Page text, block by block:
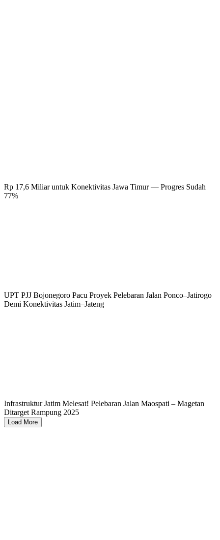
Rp 17,6 Miliar untuk Konektivitas Jawa Timur — Progres Sudah
77%
UPT PJJ Bojonegoro Pacu Proyek Pelebaran Jalan Ponco–Jatirogo
Demi Konektivitas Jatim–Jateng
Infrastruktur Jatim Melesat! Pelebaran Jalan Maospati – Magetan
Ditarget Rampung 2025
Load More